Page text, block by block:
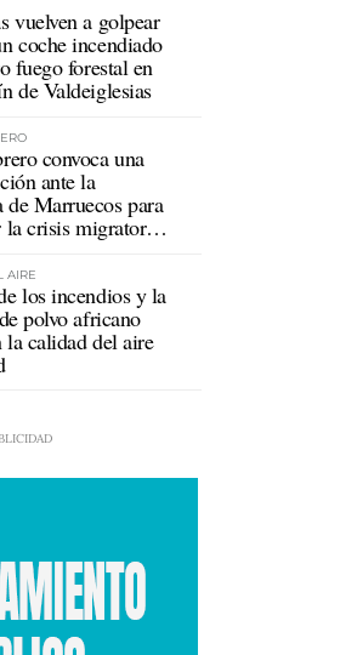
vuelven a golpear
coche incendiado
fuego forestal en
de Valdeiglesias
convoca una
ante la
de Marruecos para
la crisis migratoria
AIRE
los incendios y la
polvo africano
la calidad del aire